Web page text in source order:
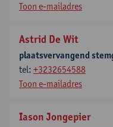
Toon e-mailadres
Astrid De Wit
plaatsvervangend
tel: +3232654588
Toon e-mailadres
Iason Jongepier